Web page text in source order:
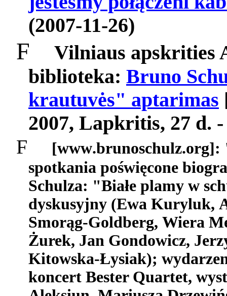
(2007-11-26)
F
Vilniaus apskrities
biblioteka: Bruno
krautuvės" aptarimas
2007, Lapkritis, 27 d.
F [www.brunoschulz.org]:
spotkania poświęcone
Schulza: "Białe plamy w
dyskusyjny(Ewa Kuryluk,
Smorąg-Goldberg, Wiera
Żurek, Jan Gondowicz,
Kitowska-Łysiak);
koncert Bester Quartet,